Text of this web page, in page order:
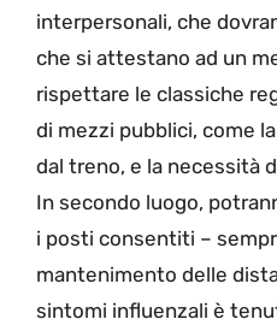
interpersonali, che
che si attestano ad un
rispettare le classiche
di mezzi pubblici, come
dal treno, e la necessità
In secondo luogo,
i posti consentiti –
mantenimento delle
sintomi influenzali è